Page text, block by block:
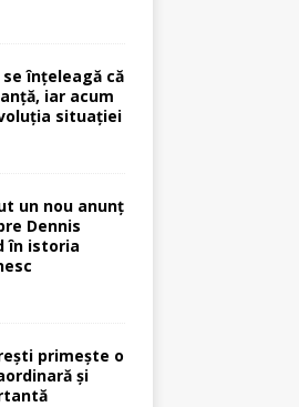
înțeleagă că
iar acum
situației
un nou anunț
Dennis
în istoria
primește o
și